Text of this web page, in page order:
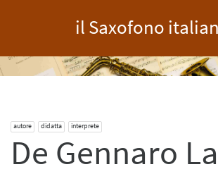
il Saxofono
autore didatta interprete
De Gennaro